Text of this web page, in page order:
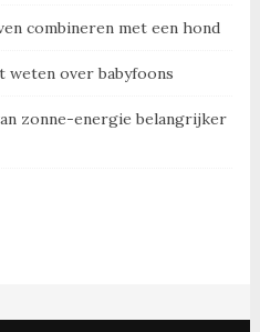
combineren met een hond
weten over babyfoons
zonne-energie belangrijker